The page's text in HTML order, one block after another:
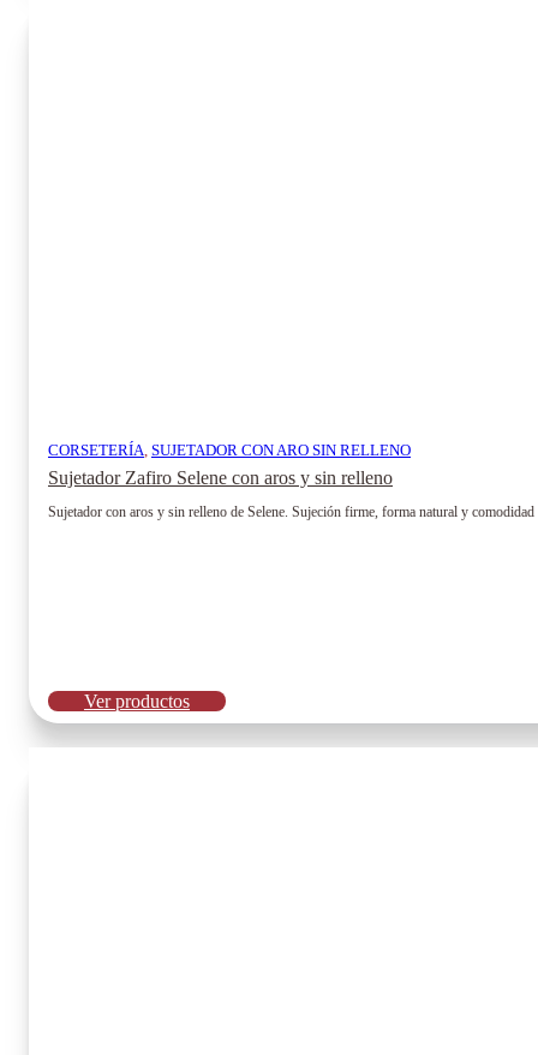
CORSETERÍA SUJETADOR CON ARO SIN RELLENO
Sujetador Zafiro Selene con aros y sin relleno
Sujetador con aros y sin relleno de Selene. Sujeción firme, forma natural y comodidad
Ver productos